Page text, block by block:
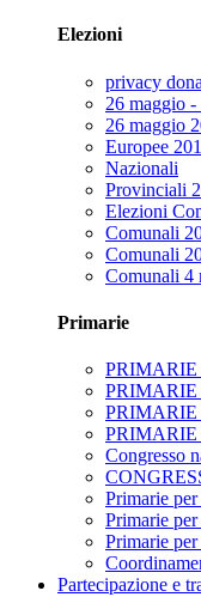
Elezioni
privacy
26 maggio
26 maggio
Europee
Nazionali
Provinciali
Elezioni
Comunali
Comunali
Comunali 4
Primarie
PRIMARIE
PRIMARIE
PRIMARIE
PRIMARIE
Congresso
Primarie
Primarie
Primarie
Partecipazione e